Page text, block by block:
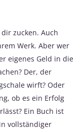
zucken. Auch
Werk. Aber wer
eigenes Geld in die
Der, der
wirft? Oder
ob es ein Erfolg
Ein Buch ist
vollständiger